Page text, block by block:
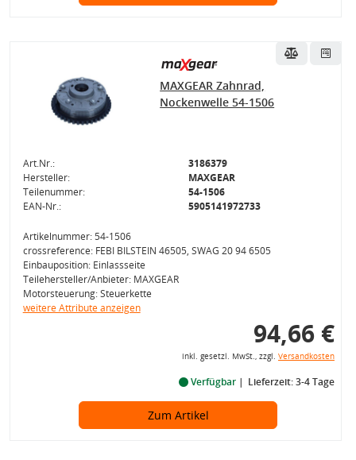
MAXGEAR Zahnrad,
Nockenwelle 54-1506
Art.Nr.:
3186379
Hersteller:
MAXGEAR
Teilenummer:
54-1506
EAN-Nr.:
5905141972733
Artikelnummer: 54-1506
crossreference: FEBI BILSTEIN 46505, SWAG 20 94 6505
Einbauposition: Einlassseite
Teilehersteller/Anbieter: MAXGEAR
Motorsteuerung: Steuerkette
weitere Attribute anzeigen
94,66 €
inkl. gesetzl. MwSt., zzgl. Versandkosten
Verfügbar Lieferzeit: 3-4 Tage
Zum Artikel